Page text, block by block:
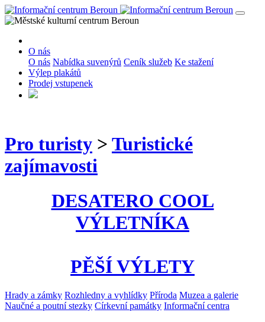
O nás
O nás Nabídka suvenýrů Ceník služeb Ke stažení
Výlep plakátů
Prodej vstupenek
Pro turisty > Turistické
zajímavosti
DESATERO COOL
VÝLETNÍKA
PĚŠÍ VÝLETY
Hrady a zámky Rozhledny a vyhlídky Příroda Muzea a galerie
Naučné a poutní stezky Církevní památky Informační centra